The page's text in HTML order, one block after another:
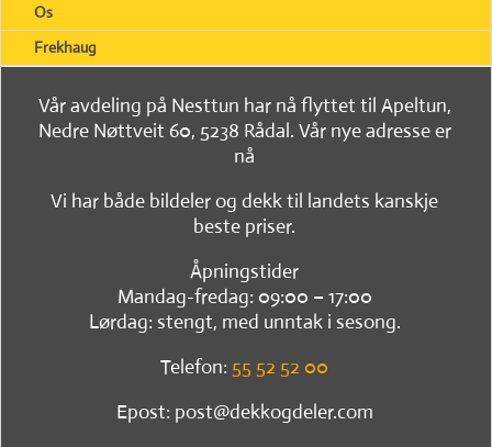
Os
Frekhaug
Vår avdeling på Nesttun har nå flyttet til Apeltun,
Nedre Nøttveit 60, 5238 Rådal. Vår nye adresse er
nå
Vi har både bildeler og dekk til landets kanskje
beste priser.
Åpningstider
Mandag-fredag: 09:00 – 17:00
Lørdag: stengt, med unntak i sesong.
Telefon: 55 52 52 00
Epost: post@dekkogdeler.com